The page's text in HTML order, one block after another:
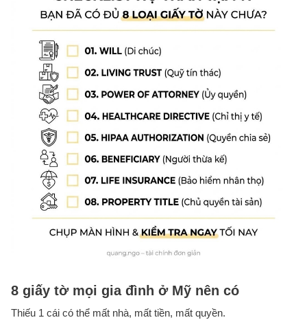
8 giấy tờ mọi gia đình ở Mỹ nên có
Thiếu 1 cái có thể mất nhà, mất tiền, mất quyền.